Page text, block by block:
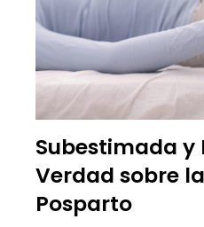
Subestimada y
Verdad sobre
Posparto